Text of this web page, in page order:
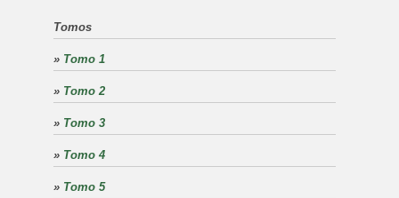
Tomos
» Tomo 1
» Tomo 2
» Tomo 3
» Tomo 4
» Tomo 5